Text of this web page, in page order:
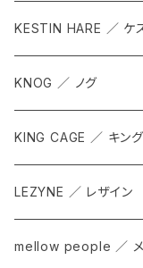
KESTIN HARE ／ ケ
KNOG ／ ノグ
KING CAGE ／ キン
LEZYNE ／ レザイン
mellow people ／ メ